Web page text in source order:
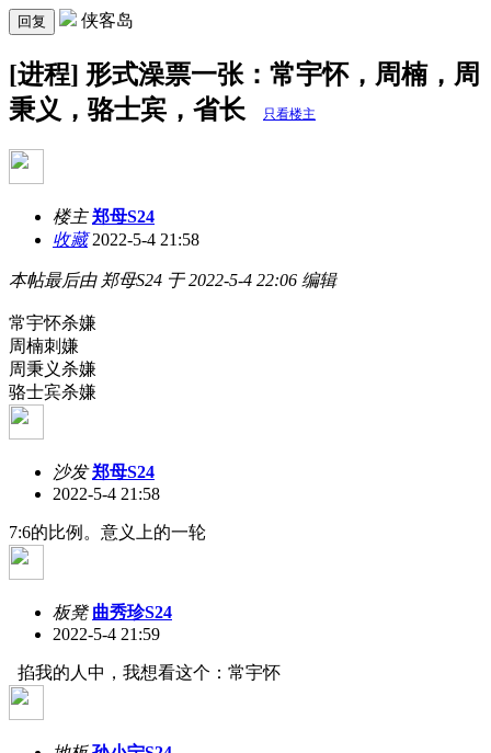
回复 侠客岛
[进程] 形式澡票一张：常宇怀，周楠，周
秉义，骆士宾，省长
只看楼主
楼主 郑母S24
收藏2022-5-4 21:58
本帖最后由 郑母S24 于 2022-5-4 22:06 编辑
常宇怀杀嫌
周楠刺嫌
周秉义杀嫌
骆士宾杀嫌
沙发 郑母S24
2022-5-4 21:58
7:6的比例。意义上的一轮
板凳 曲秀珍S24
2022-5-4 21:59
掐我的人中，我想看这个：常宇怀